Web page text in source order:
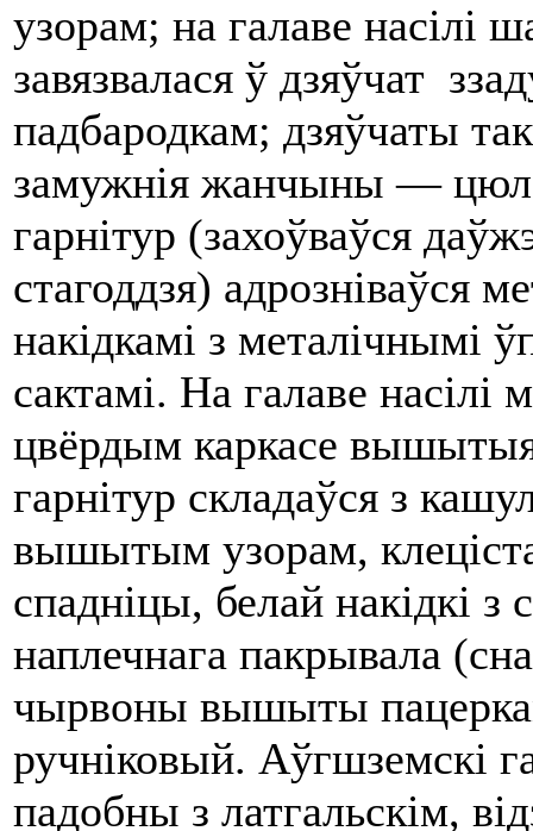
узорам; на галаве насілі
завязвалася ў дзяўчат
падбародкам; дзяўчаты
замужнія жанчыны —
гарнітур (захоўваўся
стагоддзя) адрозніваўся
накідкамі з металічнымі
сактамі. На галаве насілі
цвёрдым каркасе вышытыя
гарнітур складаўся з
вышытым узорам,
спадніцы, белай накідкі з
наплечнага пакрывала
чырвоны вышыты
ручніковый. Аўгшземскі
падобны з латгальскім,